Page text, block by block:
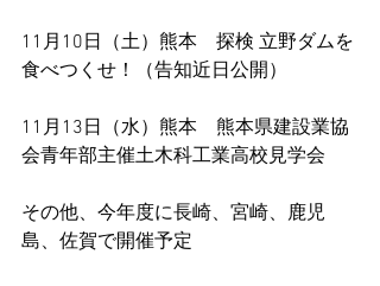
11月10日（土）熊本　探検 立野ダムを
食べつくせ！（告知近日公開）
11月13日（水）熊本　熊本県建設業協
会青年部主催土木科工業高校見学会
その他、今年度に長崎、宮崎、鹿児
島、佐賀で開催予定